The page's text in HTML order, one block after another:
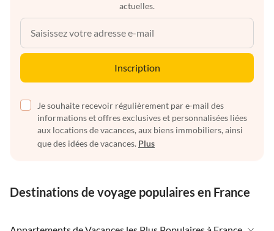
actuelles.
Inscription
Je souhaite recevoir régulièrement par e-mail des
informations et offres exclusives et personnalisées liées
aux locations de vacances, aux biens immobiliers, ainsi
que des idées de vacances. Plus
Destinations de voyage populaires en France